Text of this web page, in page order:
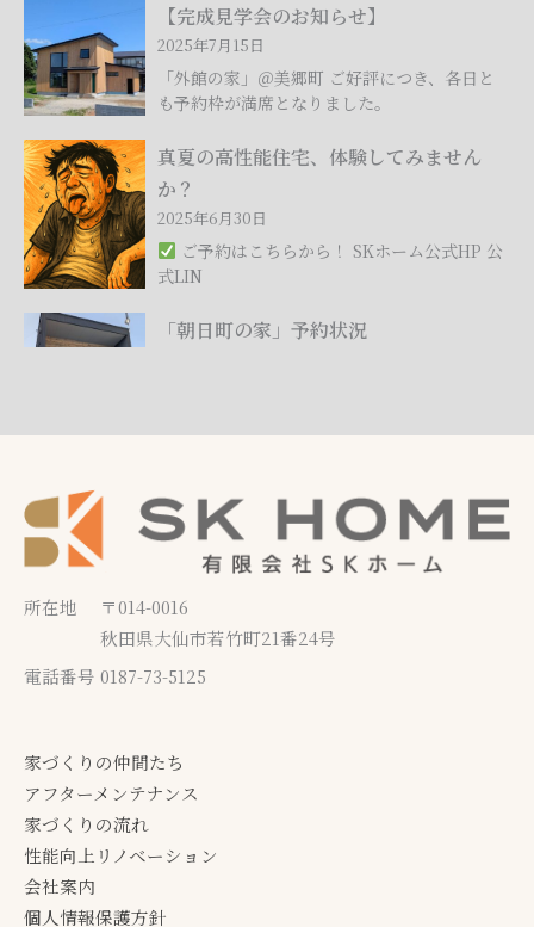
月
13
日
(金)
秋
田
市
「桜
の
家」
完
成
会
お
知
成
見
学
の
お
知
ら
せ】
【完成見学会のお知らせ】
2025年7月15日
「外館の家」＠美郷町 ご好評につき、各日と
も予約枠が満席となりました。
真
夏
の
高
性
能
住
宅、
し
み
ま
か？
真夏の高性能住宅、体験してみません
か？
2025年6月30日
ご予約はこちらから！ SKホーム公式HP 公
式LIN
「朝
日
家」
約
状
「朝日町の家」予約状況
所在地
〒014-0016
秋田県大仙市若竹町21番24号
電話番号 0187-73-5125
家づくりの仲間たち
アフターメンテナンス
家づくりの流れ
性能向上リノベーション
会社案内
個人情報保護方針